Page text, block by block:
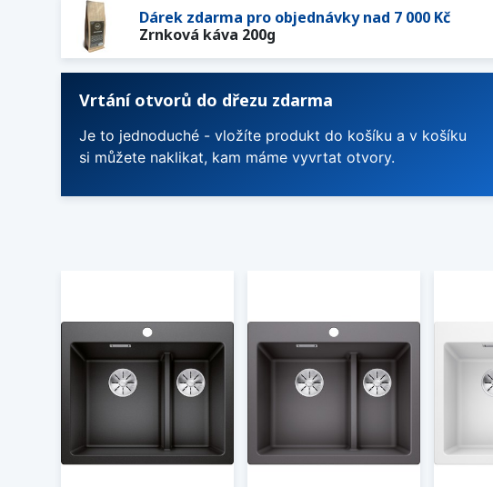
Dárek zdarma pro objednávky nad 7 000 Kč
Zrnková káva 200g
Vrtání otvorů do dřezu zdarma
Je to jednoduché - vložíte produkt do košíku a v košíku
si můžete naklikat, kam máme vyvrtat otvory.